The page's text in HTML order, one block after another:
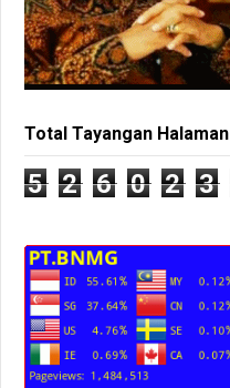
Total Tayangan Halaman
5 2 6 0 2 3